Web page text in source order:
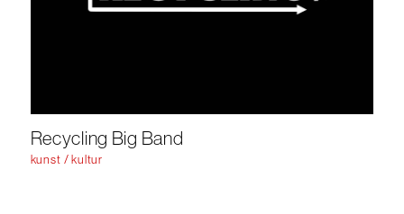
Recycling Big Band
kunst / kultur